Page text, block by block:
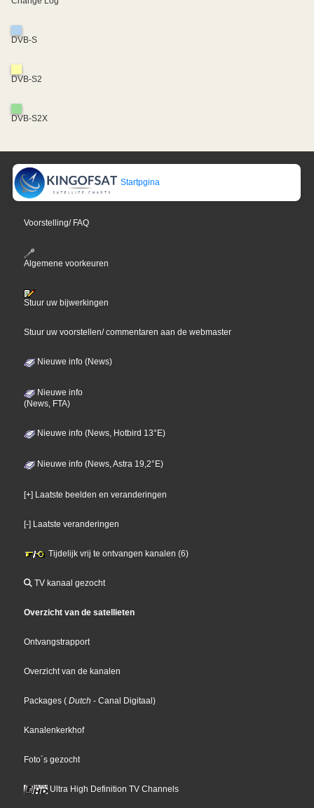
DVB-S
DVB-S2
DVB-S2X
Startpgina
Voorstelling/ FAQ
Algemene voorkeuren
Stuur uw bijwerkingen
Stuur uw voorstellen/ commentaren aan de webmaster
Nieuwe info (News)
Nieuwe info
(News, FTA)
Nieuwe info (News, Hotbird 13°E)
Nieuwe info (News, Astra 19,2°E)
[+] Laatste beelden en veranderingen
[-] Laatste veranderingen
Tijdelijk vrij te ontvangen kanalen (6)
TV kanaal gezocht
Overzicht van de satellieten
Ontvangstrapport
Overzicht van de kanalen
Packages ( Dutch - Canal Digitaal)
Kanalenkerkhof
Foto´s gezocht
Ultra High Definition TV Channels